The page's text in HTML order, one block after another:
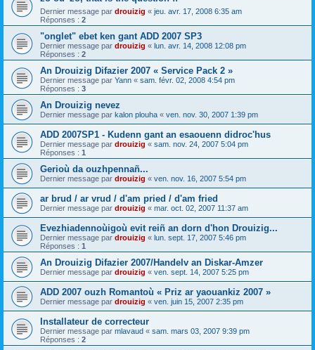
Dernier message par drouizig « jeu. avr. 17, 2008 6:35 am
Réponses : 2
"onglet" ebet ken gant ADD 2007 SP3
Dernier message par drouizig « lun. avr. 14, 2008 12:08 pm
Réponses : 2
An Drouizig Difazier 2007 « Service Pack 2 »
Dernier message par Yann « sam. févr. 02, 2008 4:54 pm
Réponses : 3
An Drouizig nevez
Dernier message par kalon plouha « ven. nov. 30, 2007 1:39 pm
ADD 2007SP1 - Kudenn gant an esaouenn didroc'hus
Dernier message par drouizig « sam. nov. 24, 2007 5:04 pm
Réponses : 1
Gerioù da ouzhpennañ...
Dernier message par drouizig « ven. nov. 16, 2007 5:54 pm
ar brud / ar vrud / d'am pried / d'am fried
Dernier message par drouizig « mar. oct. 02, 2007 11:37 am
Evezhiadennoùigoù evit reiñ an dorn d'hon Drouizig...
Dernier message par drouizig « lun. sept. 17, 2007 5:46 pm
Réponses : 1
An Drouizig Difazier 2007/Handelv an Diskar-Amzer
Dernier message par drouizig « ven. sept. 14, 2007 5:25 pm
ADD 2007 ouzh Romantoù « Priz ar yaouankiz 2007 »
Dernier message par drouizig « ven. juin 15, 2007 2:35 pm
Installateur de correcteur
Dernier message par mlavaud « sam. mars 03, 2007 9:39 pm
Réponses : 2